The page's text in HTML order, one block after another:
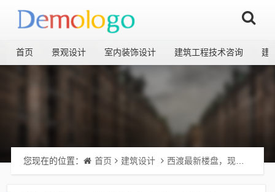
首页 景观设计 室内装饰设计 建筑工程技术咨询 建
您现在的位置： 首页 建筑设计 西渡最新楼盘，现代都市生活的理想居所